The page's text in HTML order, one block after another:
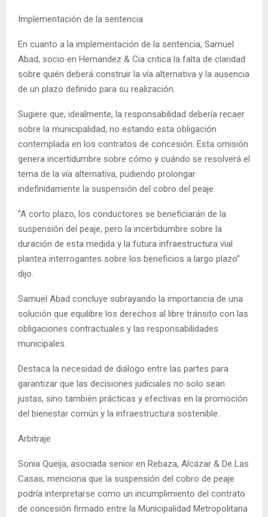
Implementación de la sentencia
En cuanto a la implementación de la sentencia, Samuel
Abad, socio en Hernandez & Cia critica la falta de claridad
sobre quién deberá construir la vía alternativa y la ausencia
de un plazo definido para su realización.
Sugiere que, idealmente, la responsabilidad debería recaer
sobre la municipalidad, no estando esta obligación
contemplada en los contratos de concesión. Esta omisión
genera incertidumbre sobre cómo y cuándo se resolverá el
tema de la vía alternativa, pudiendo prolongar
indefinidamente la suspensión del cobro del peaje.
“A corto plazo, los conductores se beneficiarán de la
suspensión del peaje, pero la incertidumbre sobre la
duración de esta medida y la futura infraestructura vial
plantea interrogantes sobre los beneficios a largo plazo”
dijo.
Samuel Abad concluye subrayando la importancia de una
solución que equilibre los derechos al libre tránsito con las
obligaciones contractuales y las responsabilidades
municipales.
Destaca la necesidad de diálogo entre las partes para
garantizar que las decisiones judiciales no solo sean
justas, sino también prácticas y efectivas en la promoción
del bienestar común y la infraestructura sostenible.
Arbitraje
Sonia Queija, asociada senior en Rebaza, Alcázar & De Las
Casas, menciona que la suspensión del cobro de peaje
podría interpretarse como un incumplimiento del contrato
de concesión firmado entre la Municipalidad Metropolitana